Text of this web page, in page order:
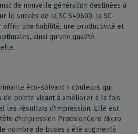
de nouvelle génération destinées à
le succès de la SC-S40600, la SC-
offrir une fiabilité, une productivité et
ainsi qu'une qualité
éco-solvant 4 couleurs qui
de pointe visant à améliorer à la fois
les résultats d'impression. Elle est
d'impression PrecisionCore Micro
nombre de buses a été augmenté